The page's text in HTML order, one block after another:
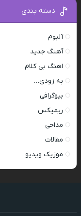
دسته بندی
آلبوم
آهنگ جدید
اهنگ بی کلام
به زودی…
بیوگرافی
ریمیکس
مداحی
مقالات
موزیک ویدیو